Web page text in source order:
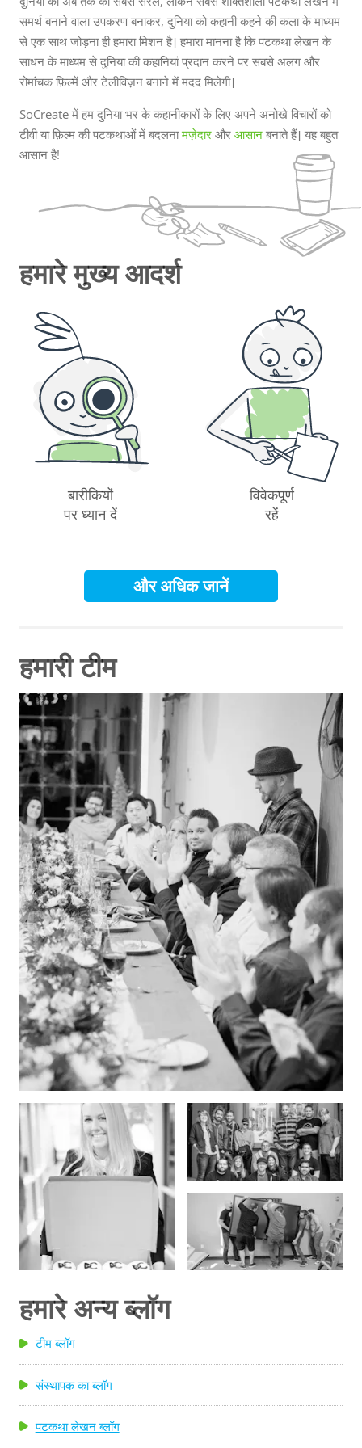
में बनाया था। इसके अलावा, हमने ...
समर्थ बनाने वाला उपकरण बनाकर, दुनिया को कहानी कहने की कला के माध्यम
से एक साथ जोड़ना ही हमारा मिशन है। हमारा मानना है कि पटकथा लेखन के
साधन के माध्यम से दुनिया की कहानियां प्रदान करने पर सबसे अलग और
रोमांचक फ़िल्में और टेलीविज़न बनाने में मदद मिलेगी।
SoCreate में हम दुनिया भर के कहानीकारों के लिए अपने अनोखे विचारों को
टीवी या फ़िल्म की पटकथाओं में बदलनामज़ेदार और आसान बनाते हैं। यह बहुत
आसान है!
हमारे मुख्य आदर्श
बारीकियों
पर ध्यान दें
विवेकपूर्ण
रहें
और अधिक जानें
हमारी टीम
हमारे अन्य ब्लॉग
टीम ब्लॉग
संस्थापक का ब्लॉग
पटकथा लेखन ब्लॉग